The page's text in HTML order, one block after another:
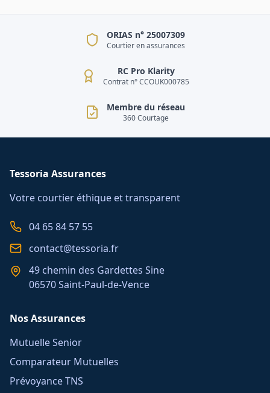
ORIAS n° 25007309
Courtier en assurances
RC Pro Klarity
Contrat n° CCOUK000785
Membre du réseau
360 Courtage
Tessoria Assurances
Votre courtier éthique et transparent
04 65 84 57 55
contact@tessoria.fr
49 chemin des Gardettes Sine
06570 Saint-Paul-de-Vence
Nos Assurances
Mutuelle Senior
Comparateur Mutuelles
Prévoyance TNS